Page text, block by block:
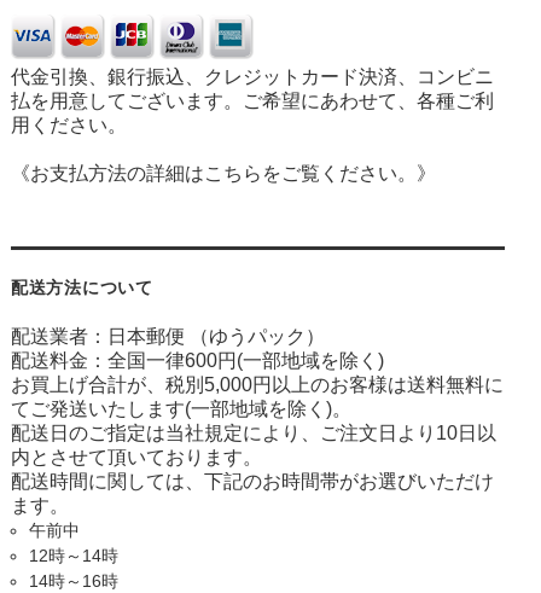
代金引換、銀行振込、クレジットカード決済、コンビニ
払を用意してございます。ご希望にあわせて、各種ご利
用ください。
《お支払方法の詳細はこちらをご覧ください。》
配送方法について
配送業者：日本郵便 （ゆうパック）
配送料金：全国一律600円(一部地域を除く)
お買上げ合計が、税別5,000円以上のお客様は送料無料に
てご発送いたします(一部地域を除く)。
配送日のご指定は当社規定により、ご注文日より10日以
内とさせて頂いております。
配送時間に関しては、下記のお時間帯がお選びいただけ
ます。
午前中
12時～14時
14時～16時